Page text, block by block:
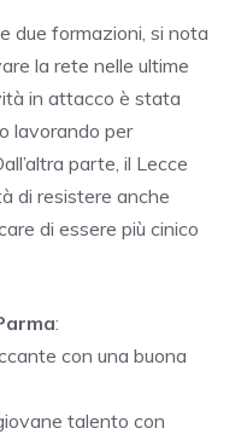
due formazioni, si nota
la rete nelle ultime
in attacco è stata
lavorando per
parte, il Lecce
di resistere anche
di essere più cinico
:
con una buona
talento con